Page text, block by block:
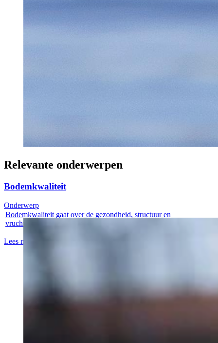
Relevante onderwerpen
Bodemkwaliteit
Bodemkwaliteit gaat over de gezondheid, structuur en
vruchtbaarheid van de...
Lees meer
Onderwerp